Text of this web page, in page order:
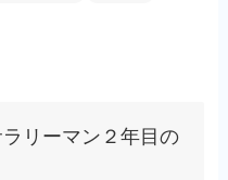
リーマン２年目の